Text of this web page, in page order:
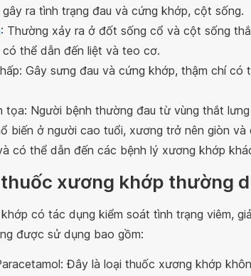
ra tình trạng đau và cứng khớp, cột sống.
: Thường xảy ra ở đốt sống cổ và cột sống
có thể dẫn đến liệt và teo cơ.
Gây sưng đau và cứng khớp, thậm chí có
tọa: Người bệnh thường đau từ vùng thắt
biến ở người cao tuổi, xương trở nên giòn và
có thể dẫn đến các bệnh lý xương khớp
xương khớp thường
có tác dụng kiểm soát tình trạng viêm,
được sử dụng bao gồm:
Đây là loại thuốc xương khớp